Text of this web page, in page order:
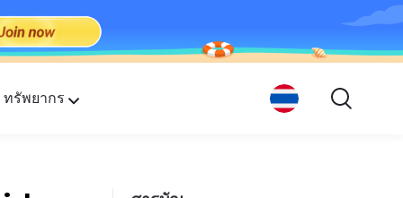
ทรัพยากร